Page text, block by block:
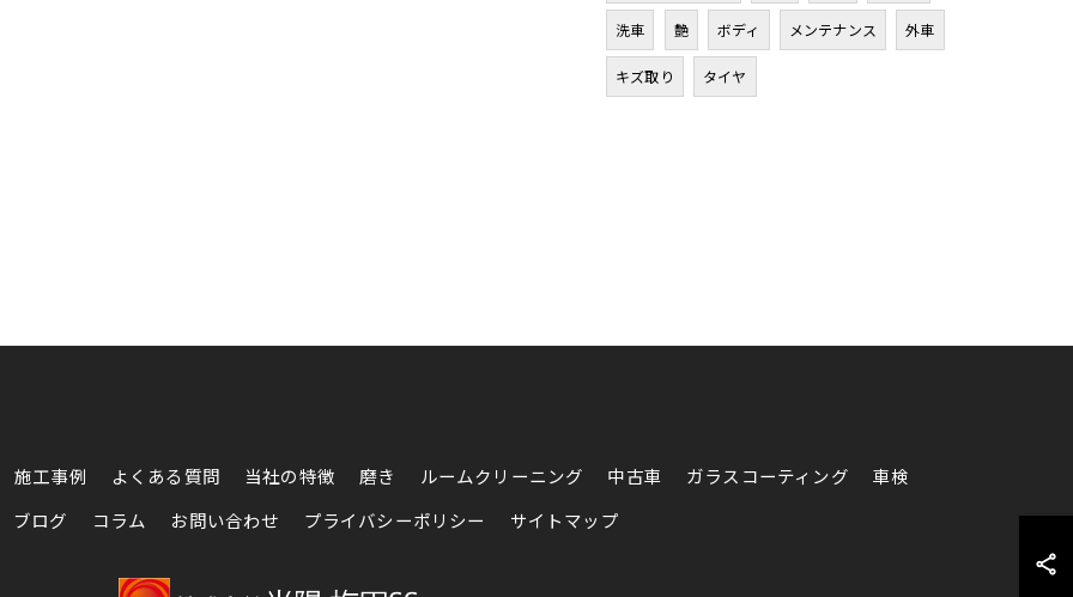
洗車 艶 ボディ メンテナンス 外車
キズ取り タイヤ
施工事例 よくある質問 当社の特徴 磨き ルームクリーニング 中古車 ガラスコーティング
車検
ブログ コラム お問い合わせ プライバシーポリシー サイトマップ